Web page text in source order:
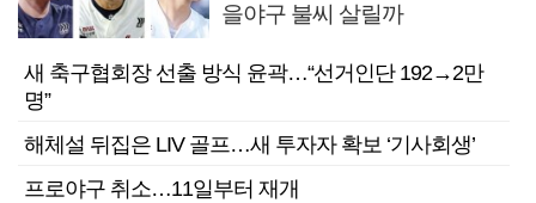
을야구 불씨 살릴까
새 축구협회장 선출 방식 윤곽…“선거인단 192→2만
명”
해체설 뒤집은 LIV 골프…새 투자자 확보 ‘기사회생’
프로야구 취소…11일부터 재개